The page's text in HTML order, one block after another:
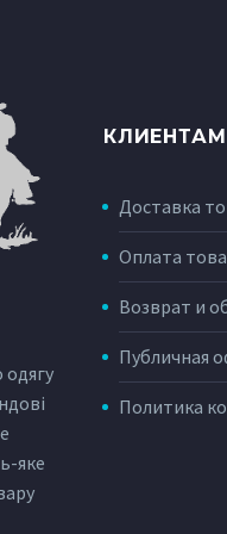
яке
КЛИЕНТАМ
Доставка
Оплата
Возврат и
Публичная
Политика